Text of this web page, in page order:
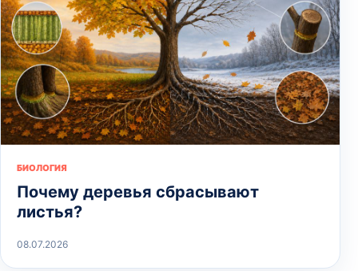
БИОЛОГИЯ
Почему деревья сбрасывают
листья?
08.07.2026